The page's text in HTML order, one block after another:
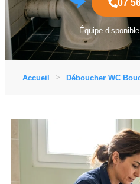
07
Équipe
Accueil Déboucher WC